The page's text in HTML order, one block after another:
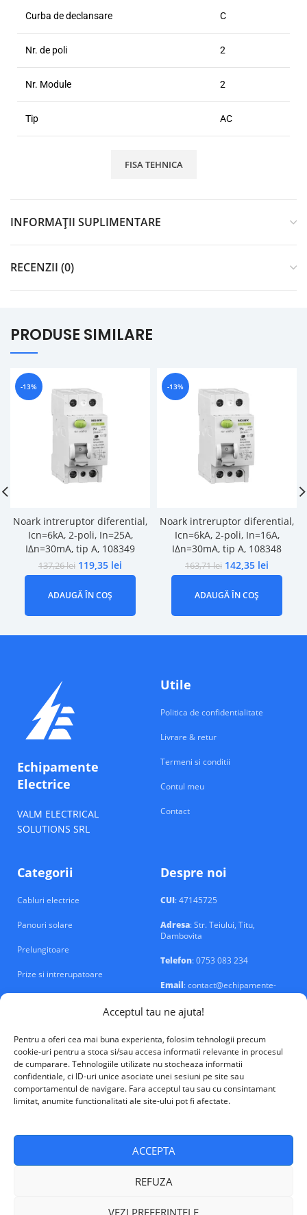
Acceptul tau ne ajuta!
Pentru a oferi cea mai buna experienta, folosim tehnologii precum
cookie-uri pentru a stoca si/sau accesa informatii relevante in procesul
de cumparare. Tehnologiile utilizate nu stocheaza informatii
confidentiale, ci ID-uri unice asociate unei sesiuni pe site sau
comportamentul de navigare. Fara acceptul tau sau cu consintamant
limitat, anumite functionalitati ale site-ului pot fi afectate.
ACCEPTA
REFUZA
VEZI PREFERINTELE
Curba de declansare C
Nr. de poli 2
Nr. Module 2
Tip AC
FISA TEHNICA
INFORMAȚII SUPLIMENTARE
RECENZII (0)
PRODUSE SIMILARE
-13%
Noark intreruptor diferential,
Icn=6kA, 2-poli, In=25A,
IΔn=30mA, tip A, 108349
137,26lei 119,35 lei
ADAUGĂ ÎN COȘ
-13%
Noark intreruptor diferential,
Icn=6kA, 2-poli, In=16A,
IΔn=30mA, tip A, 108348
163,71lei 142,35 lei
ADAUGĂ ÎN COȘ
Echipamente
Electrice
VALM ELECTRICAL
SOLUTIONS SRL
Utile
Politica de confidentialitate
Livrare & retur
Termeni si conditii
Contul meu
Contact
Categorii
Cabluri electrice
Panouri solare
Prelungitoare
Prize si intrerupatoare
Despre noi
CUI: 47145725
Adresa: Str. Teiului, Titu,
Dambovita
Telefon: 0753 083 234
Email: contact@echipamente-
electrice.ro
VALM Electrical Solutions © 2026